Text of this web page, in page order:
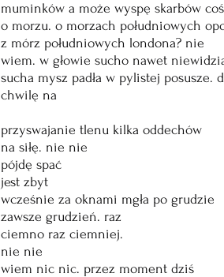
muminków a może wyspę skarbów coś
o morzu. o morzach południowych
z mórz południowych londona? nie
wiem. w głowie sucho nawet
sucha mysz padła w pylistej posusze.
chwilę na
przyswajanie tlenu kilka oddechów
na siłę. nie nie
pójdę spać
jest zbyt
wcześnie za oknami mgła po grudzie
zawsze grudzień. raz
ciemno raz ciemniej.
nie nie
wiem nic nic. przez moment dziś